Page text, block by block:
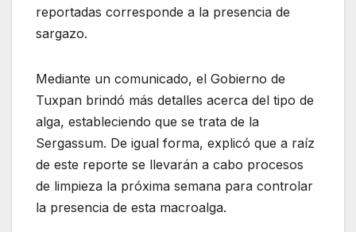
reportadas corresponde a la presencia de
sargazo.
Mediante un comunicado, el Gobierno de
Tuxpan brindó más detalles acerca del tipo de
alga, estableciendo que se trata de la
Sergassum. De igual forma, explicó que a raíz
de este reporte se llevarán a cabo procesos
de limpieza la próxima semana para controlar
la presencia de esta macroalga.